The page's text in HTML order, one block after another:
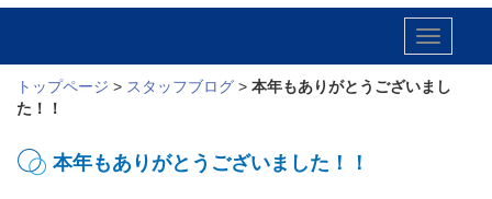
Toggle
トップページ > スタッフブログ > 本年もありがとうございまし
た！！
本年もありがとうございました！！